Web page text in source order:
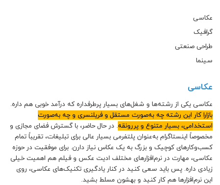
عکاسی
گرافیک
طراحی صنعتی
سینما
عکاسی
عکاسی یکی از رشته‌ها و شغل‌های بسیار پرطرفداره که درآمد خوبی هم داره.
بازارا کار این رشته چه به‌صورت مستقل و فریلنسری و چه به‌صورت
استخدامی، بسیار متنوع و پررونقه. در حال حاضر، با گسترش فضای مجازی و
مخصوصاً اینستاگرام به‌عنوان پلتفرمی بسیار عالی برای تبلیغات، تقریباً تمام
کسب‌‌و‌کارهای کوچیک و بزرگ به یک عکاس نیاز دارن. برای موفقیت در حوزه
عکاسی، مهارت در نرم‌افزار‌های مختلف ادیت عکس و فیلم هم اهمیت خیلی
زیادی داره. پس باید سعی کنید در کنار یادگیری تکنیک‌های عکاسی، روی
این نرم‌افزارها هم کار کنید و بهشون مسلط بشید.